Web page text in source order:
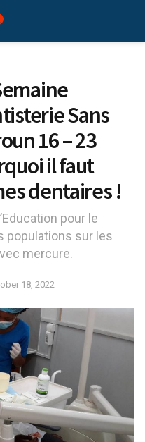
Sans
16 – 23
il faut
dentaires !
pour le
populations sur les
mercure.
18, 2022